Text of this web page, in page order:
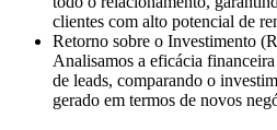
clientes com alto potencial de
Retorno sobre o Investimento
Analisamos a eficácia
de leads, comparando o
gerado em termos de novos